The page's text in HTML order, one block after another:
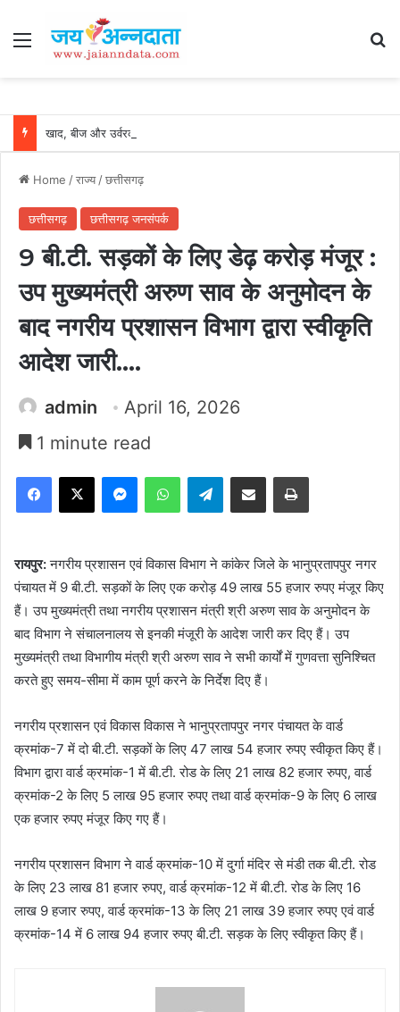
Menu
Home /राज्य/छत्तीसगढ़
छत्तीसगढ़ छत्तीसगढ़ जनसंपर्क
9 बी.टी. सड़कों के लिए डेढ़ करोड़ मंजूर :
उप मुख्यमंत्री अरुण साव के अनुमोदन के
बाद नगरीय प्रशासन विभाग द्वारा स्वीकृति
आदेश जारी….
admin
April 16, 2026
1 minute read
Facebook
X MessengerWhatsAppTelegramShare via Email Print
रायपुर:नगरीय प्रशासन एवं विकास विभाग ने कांकेर जिले के भानुप्रतापपुर नगर
पंचायत में 9 बी.टी. सड़कों के लिए एक करोड़ 49 लाख 55 हजार रुपए मंजूर किए
हैं। उप मुख्यमंत्री तथा नगरीय प्रशासन मंत्री श्री अरुण साव के अनुमोदन के
बाद विभाग ने संचालनालय से इनकी मंजूरी के आदेश जारी कर दिए हैं। उप
मुख्यमंत्री तथा विभागीय मंत्री श्री अरुण साव ने सभी कार्यों में गुणवत्ता सुनिश्चित
करते हुए समय-सीमा में काम पूर्ण करने के निर्देश दिए हैं।
नगरीय प्रशासन एवं विकास विकास ने भानुप्रतापपुर नगर पंचायत के वार्ड
क्रमांक-7 में दो बी.टी. सड़कों के लिए 47 लाख 54 हजार रुपए स्वीकृत किए हैं।
विभाग द्वारा वार्ड क्रमांक-1 में बी.टी. रोड के लिए 21 लाख 82 हजार रुपए, वार्ड
क्रमांक-2 के लिए 5 लाख 95 हजार रुपए तथा वार्ड क्रमांक-9 के लिए 6 लाख
एक हजार रुपए मंजूर किए गए हैं।
नगरीय प्रशासन विभाग ने वार्ड क्रमांक-10 में दुर्गा मंदिर से मंडी तक बी.टी. रोड
के लिए 23 लाख 81 हजार रुपए, वार्ड क्रमांक-12 में बी.टी. रोड के लिए 16
लाख 9 हजार रुपए, वार्ड क्रमांक-13 के लिए 21 लाख 39 हजार रुपए एवं वार्ड
क्रमांक-14 में 6 लाख 94 हजार रुपए बी.टी. सड़क के लिए स्वीकृत किए हैं।